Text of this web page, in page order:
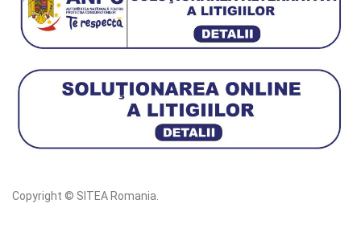
Copyright © SITEA Romania.